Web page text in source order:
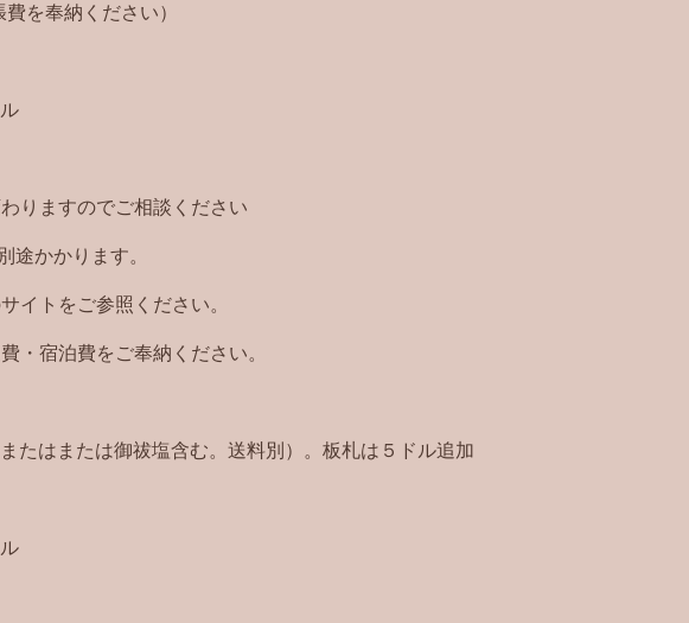
を奉納ください）
りますのでご相談ください
かかります。
イトをご参照ください。
・宿泊費をご奉納ください。
たは または御祓塩含む。送料別）。板札は５ドル追加